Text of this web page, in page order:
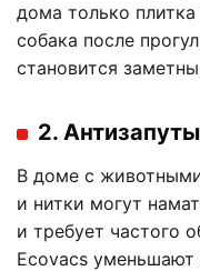
дома только
собака после
становится
2.
В доме с
и нитки могут
и требует частого
Ecovacs уменьшают